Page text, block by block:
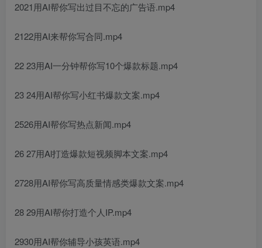
2021用AI帮你写出过目不忘的广告语.mp4
2122用AI来帮你写合同.mp4
22 23用AI一分钟帮你写10个爆款标题.mp4
23 24用AI帮你写小红书爆款文案.mp4
2526用AI帮你写热点新闻.mp4
26 27用Al打造爆款短视频脚本文案.mp4
2728用AI帮你写高质量情感类爆款文案.mp4
28 29用AI帮你打造个人IP.mp4
2930用AI帮你辅导小孩英语.mp4